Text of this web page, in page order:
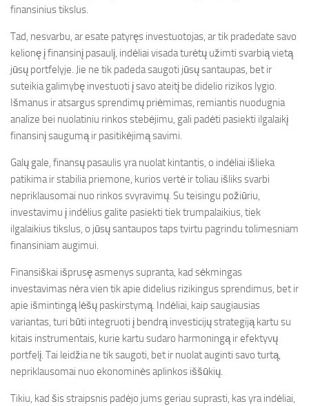
finansinius tikslus.
Tad, nesvarbu, ar esate patyręs investuotojas, ar tik pradedate savo
kelionę į finansinį pasaulį, indėliai visada turėtų užimti svarbią vietą
jūsų portfelyje. Jie ne tik padeda saugoti jūsų santaupas, bet ir
suteikia galimybę investuoti į savo ateitį be didelio rizikos lygio.
Išmanus ir atsargus sprendimų priėmimas, remiantis nuodugnia
analize bei nuolatiniu rinkos stebėjimu, gali padėti pasiekti ilgalaikį
finansinį saugumą ir pasitikėjimą savimi.
Galų gale, finansų pasaulis yra nuolat kintantis, o indėliai išlieka
patikima ir stabilia priemone, kurios vertė ir toliau išliks svarbi
nepriklausomai nuo rinkos svyravimų. Su teisingu požiūriu,
investavimu į indėlius galite pasiekti tiek trumpalaikius, tiek
ilgalaikius tikslus, o jūsų santaupos taps tvirtu pagrindu tolimesniam
finansiniam augimui.
Finansiškai išprusę asmenys supranta, kad sėkmingas
investavimas nėra vien tik apie didelius rizikingus sprendimus, bet ir
apie išmintingą lėšų paskirstymą. Indėliai, kaip saugiausias
variantas, turi būti integruoti į bendrą investicijų strategiją kartu su
kitais instrumentais, kurie kartu sudaro harmoningą ir efektyvų
portfelį. Tai leidžia ne tik saugoti, bet ir nuolat auginti savo turtą,
nepriklausomai nuo ekonominės aplinkos iššūkių.
Tikiu, kad šis straipsnis padėjo jums geriau suprasti, kas yra indėliai,